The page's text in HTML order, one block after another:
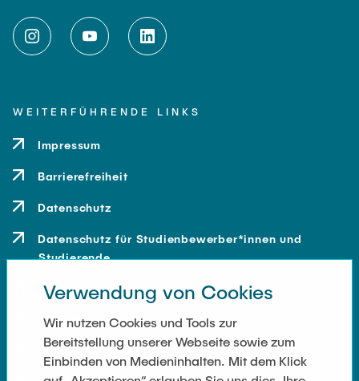
WEITERFÜHRENDE LINKS
Impressum
Barrierefreiheit
Datenschutz
Datenschutz für Studienbewerber*innen und
Studierende
Kontakt
Anfahrt
Presse und Medien
Verwendung von Cookies
Wir nutzen Cookies und Tools zur
Bereitstellung unserer Webseite sowie zum
Einbinden von Medieninhalten. Mit dem Klick